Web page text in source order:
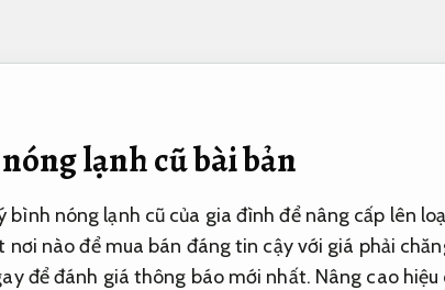
lạnh cũ bài bản
bình nóng lạnh cũ của gia đình để nâng cấp lên
nơi nào để mua bán đáng tin cậy với giá phải
để đánh giá thông báo mới nhất. Nâng cao